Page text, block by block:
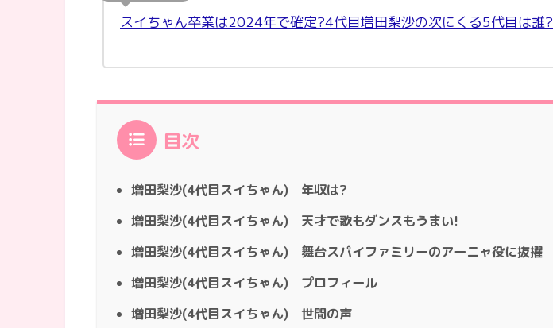
スイちゃん卒業は2024年で確定?4代目増田梨沙の次にくる5代目は誰?
目次
増田梨沙(4代目スイちゃん) 年収は?
増田梨沙(4代目スイちゃん) 天才で歌もダンスもうまい!
増田梨沙(4代目スイちゃん) 舞台スパイファミリーのアーニャ役に抜擢
増田梨沙(4代目スイちゃん) プロフィール
増田梨沙(4代目スイちゃん) 世間の声